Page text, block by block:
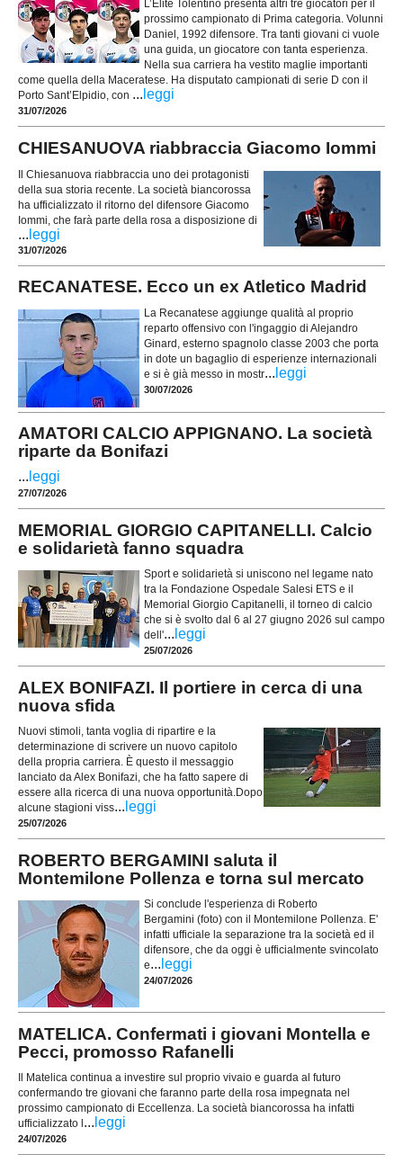
L’Elite Tolentino presenta altri tre giocatori per il
prossimo campionato di Prima categoria. Volunni
Daniel, 1992 difensore. Tra tanti giovani ci vuole
una guida, un giocatore con tanta esperienza.
Nella sua carriera ha vestito maglie importanti
come quella della Maceratese. Ha disputato campionati di serie D con il
Porto Sant’Elpidio, con ... leggi
31/07/2026
CHIESANUOVA riabbraccia Giacomo Iommi
Il Chiesanuova riabbraccia uno dei protagonisti
della sua storia recente. La società biancorossa
ha ufficializzato il ritorno del difensore Giacomo
Iommi, che farà parte della rosa a disposizione di
... leggi
31/07/2026
RECANATESE. Ecco un ex Atletico Madrid
La Recanatese aggiunge qualità al proprio
reparto offensivo con l'ingaggio di Alejandro
Ginard, esterno spagnolo classe 2003 che porta
in dote un bagaglio di esperienze internazionali
e si è già messo in mostr... leggi
30/07/2026
AMATORI CALCIO APPIGNANO. La società
riparte da Bonifazi
... leggi
27/07/2026
MEMORIAL GIORGIO CAPITANELLI. Calcio
e solidarietà fanno squadra
Sport e solidarietà si uniscono nel legame nato
tra la Fondazione Ospedale Salesi ETS e il
Memorial Giorgio Capitanelli, il torneo di calcio
che si è svolto dal 6 al 27 giugno 2026 sul campo
dell'... leggi
25/07/2026
ALEX BONIFAZI. Il portiere in cerca di una
nuova sfida
Nuovi stimoli, tanta voglia di ripartire e la
determinazione di scrivere un nuovo capitolo
della propria carriera. È questo il messaggio
lanciato da Alex Bonifazi, che ha fatto sapere di
essere alla ricerca di una nuova opportunità.Dopo
alcune stagioni viss... leggi
25/07/2026
ROBERTO BERGAMINI saluta il
Montemilone Pollenza e torna sul mercato
Si conclude l'esperienza di Roberto
Bergamini (foto) con il Montemilone Pollenza. E'
infatti ufficiale la separazione tra la società ed il
difensore, che da oggi è ufficialmente svincolato
e... leggi
24/07/2026
MATELICA. Confermati i giovani Montella e
Pecci, promosso Rafanelli
Il Matelica continua a investire sul proprio vivaio e guarda al futuro
confermando tre giovani che faranno parte della rosa impegnata nel
prossimo campionato di Eccellenza. La società biancorossa ha infatti
ufficializzato l ... leggi
24/07/2026